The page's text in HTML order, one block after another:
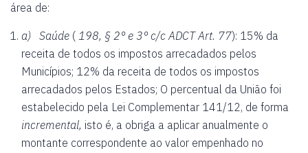
área de:
a) Saúde ( 198, § 2° e 3° c/c ADCT Art. 77): 15% da
receita de todos os impostos arrecadados pelos
Municípios; 12% da receita de todos os impostos
arrecadados pelos Estados; O percentual da União foi
estabelecido pela Lei Complementar 141/12, de forma
incremental, isto é, a obriga a aplicar anualmente o
montante correspondente ao valor empenhado no